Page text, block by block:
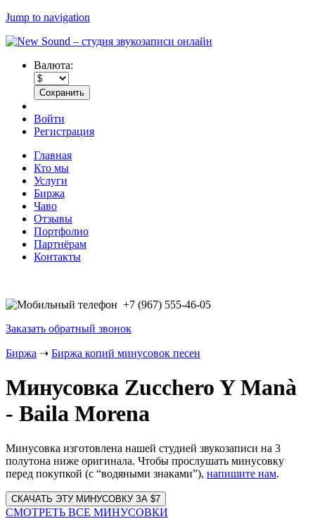
Jump to navigation
Валюта:
Войти
Регистрация
Главная
Кто мы
Услуги
Биржа
Чаво
Отзывы
Портфолио
Партнёрам
Контакты
+7 (967) 555-46-05
Заказать обратный звонок
Биржа ➝ Биржа копий минусовок песен
Минусовка Zucchero Y Manà
- Baila Morena
Минусовка изготовлена нашей студией звукозаписи на 3
полутона ниже оригинала. Чтобы прослушать минусовку
перед покупкой (с “водяными знаками”), напишите нам.
Website
URL
СМОТРЕТЬ ВСЕ МИНУСОВКИ